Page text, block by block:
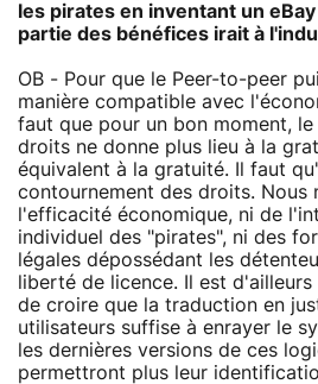
les pirates en inventant un
partie des bénéfices irait à
OB - Pour que le Peer-to-peer
manière compatible avec
faut que pour un bon moment,
droits ne donne plus lieu à la
équivalent à la gratuité. Il faut
contournement des droits. Nous
l'efficacité économique, ni de
individuel des "pirates", ni des
légales dépossédant les
liberté de licence. Il est
de croire que la traduction en
utilisateurs suffise à enrayer le
les dernières versions de ces
permettront plus leur